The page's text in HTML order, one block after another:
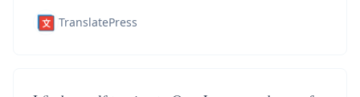
TranslatePress